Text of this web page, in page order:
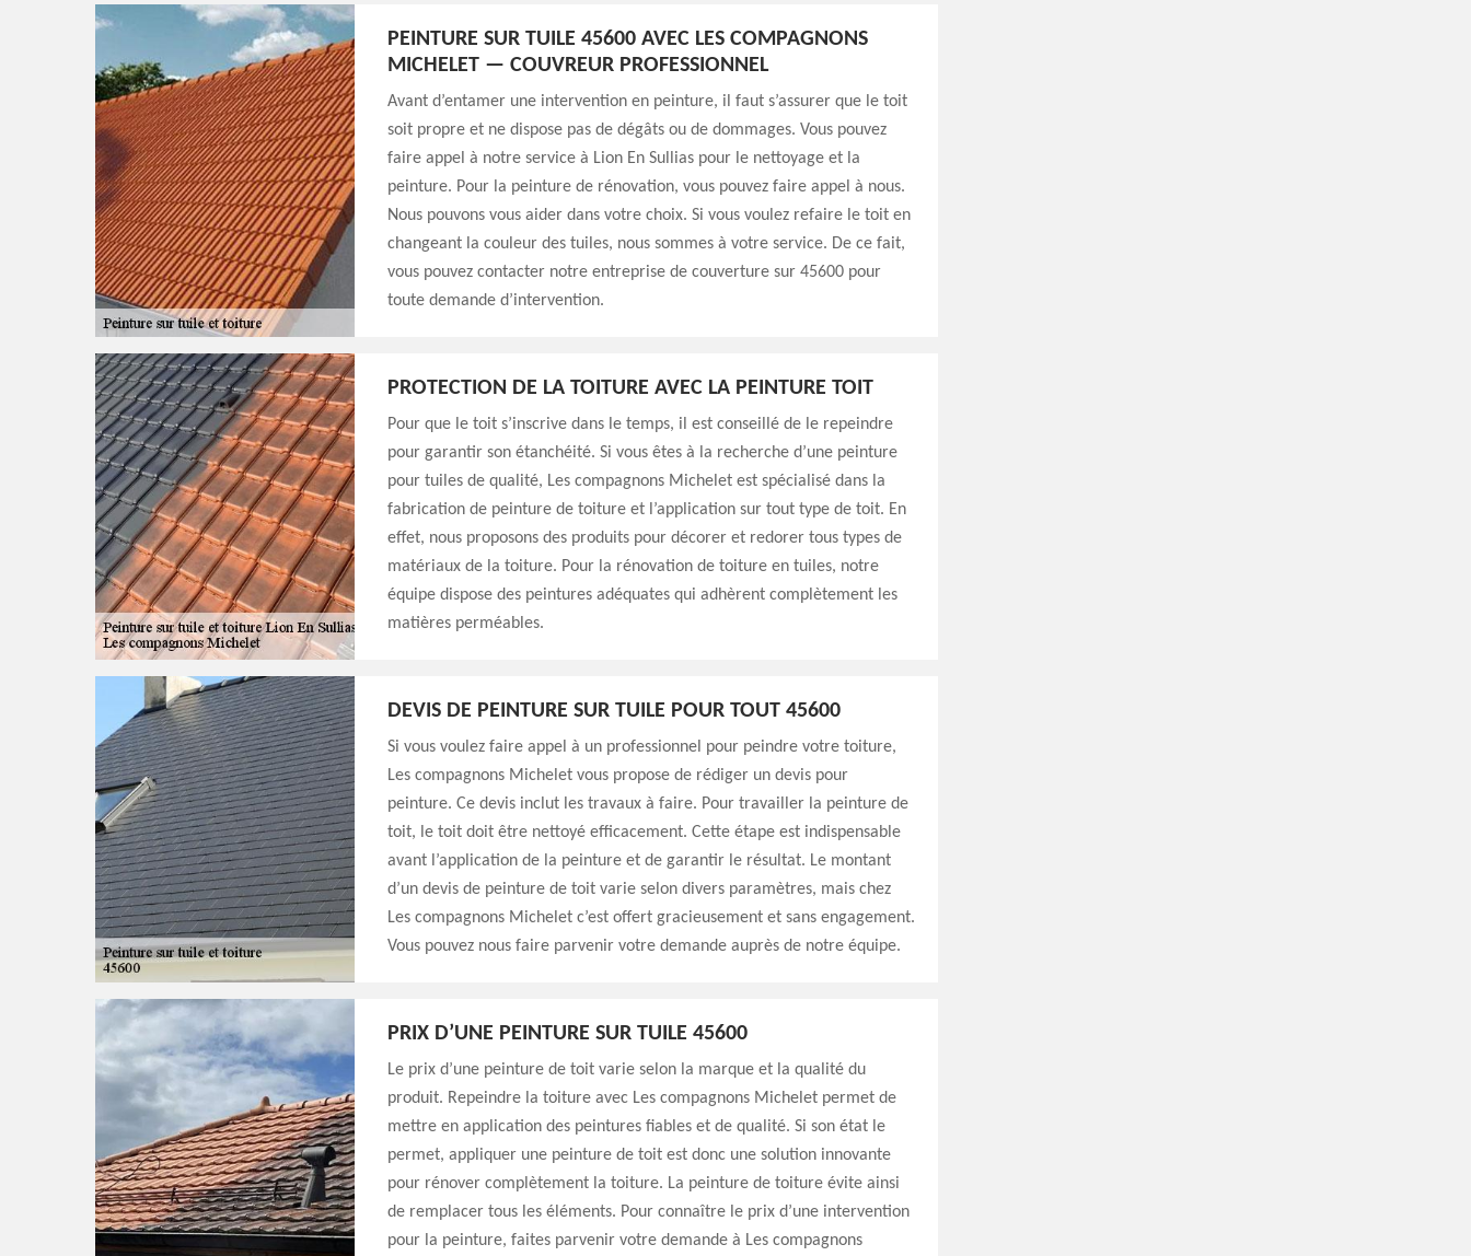
PEINTURE SUR TUILE 45600 AVEC LES COMPAGNONS
MICHELET — COUVREUR PROFESSIONNEL
Avant d’entamer une intervention en peinture, il faut s’assurer que le toit
soit propre et ne dispose pas de dégâts ou de dommages. Vous pouvez
faire appel à notre service à Lion En Sullias pour le nettoyage et la
peinture. Pour la peinture de rénovation, vous pouvez faire appel à nous.
Nous pouvons vous aider dans votre choix. Si vous voulez refaire le toit en
changeant la couleur des tuiles, nous sommes à votre service. De ce fait,
vous pouvez contacter notre entreprise de couverture sur 45600 pour
toute demande d’intervention.
PROTECTION DE LA TOITURE AVEC LA PEINTURE TOIT
Pour que le toit s’inscrive dans le temps, il est conseillé de le repeindre
pour garantir son étanchéité. Si vous êtes à la recherche d’une peinture
pour tuiles de qualité, Les compagnons Michelet est spécialisé dans la
fabrication de peinture de toiture et l’application sur tout type de toit. En
effet, nous proposons des produits pour décorer et redorer tous types de
matériaux de la toiture. Pour la rénovation de toiture en tuiles, notre
équipe dispose des peintures adéquates qui adhèrent complètement les
matières perméables.
DEVIS DE PEINTURE SUR TUILE POUR TOUT 45600
Si vous voulez faire appel à un professionnel pour peindre votre toiture,
Les compagnons Michelet vous propose de rédiger un devis pour
peinture. Ce devis inclut les travaux à faire. Pour travailler la peinture de
toit, le toit doit être nettoyé efficacement. Cette étape est indispensable
avant l’application de la peinture et de garantir le résultat. Le montant
d’un devis de peinture de toit varie selon divers paramètres, mais chez
Les compagnons Michelet c’est offert gracieusement et sans engagement.
Vous pouvez nous faire parvenir votre demande auprès de notre équipe.
PRIX D’UNE PEINTURE SUR TUILE 45600
Le prix d’une peinture de toit varie selon la marque et la qualité du
produit. Repeindre la toiture avec Les compagnons Michelet permet de
mettre en application des peintures fiables et de qualité. Si son état le
permet, appliquer une peinture de toit est donc une solution innovante
pour rénover complètement la toiture. La peinture de toiture évite ainsi
de remplacer tous les éléments. Pour connaître le prix d’une intervention
pour la peinture, faites parvenir votre demande à Les compagnons